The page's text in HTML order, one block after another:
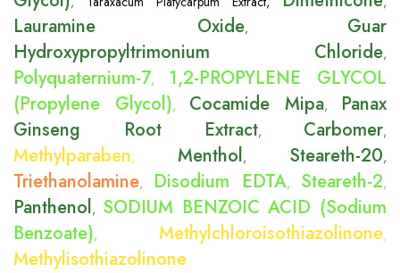
Lauramine Oxide, Guar
Hydroxypropyltrimonium Chloride,
Polyquaternium-7, 1,2-PROPYLENE GLYCOL
(Propylene Glycol), Cocamide Mipa, Panax
Ginseng Root Extract, Carbomer,
Methylparaben, Menthol, Steareth-20,
Triethanolamine, Disodium EDTA, Steareth-2,
Panthenol, SODIUM BENZOIC ACID (Sodium
Benzoate), Methylchloroisothiazolinone,
Methylisothiazolinone